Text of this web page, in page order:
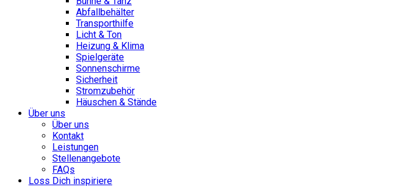
Abfallbehälter
Transporthilfe
Licht & Ton
Heizung & Klima
Spielgeräte
Sonnenschirme
Sicherheit
Stromzubehör
Häuschen & Stände
Über uns
Über uns
Kontakt
Leistungen
Stellenangebote
FAQs
Loss Dich inspiriere